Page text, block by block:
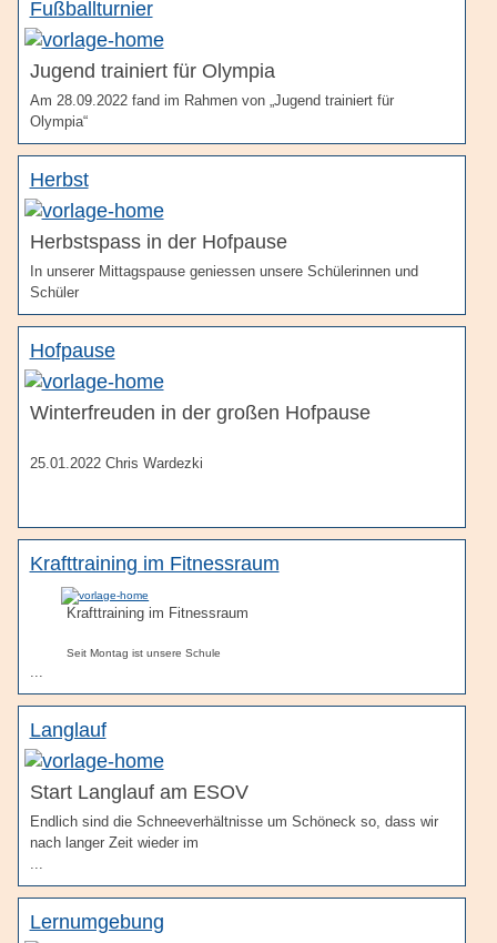
Fußballturnier
Jugend trainiert für Olympia
Am 28.09.2022 fand im Rahmen von „Jugend trainiert für
Olympia“
Herbst
Herbstspass in der Hofpause
In unserer Mittagspause geniessen unsere Schülerinnen und
Schüler
Hofpause
Winterfreuden in der großen Hofpause
25.01.2022 Chris Wardezki
Krafttraining im Fitnessraum
Krafttraining im Fitnessraum
Seit Montag ist unsere Schule
...
Langlauf
Start Langlauf am ESOV
Endlich sind die Schneeverhältnisse um Schöneck so, dass wir
nach langer Zeit wieder im
...
Lernumgebung